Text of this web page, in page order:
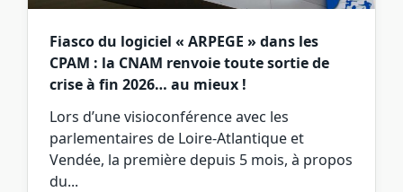
Fiasco du logiciel « ARPEGE » dans les
CPAM : la CNAM renvoie toute sortie de
crise à fin 2026… au mieux !
Lors d’une visioconférence avec les
parlementaires de Loire-Atlantique et
Vendée, la première depuis 5 mois, à propos
du...